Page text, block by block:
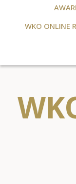
WKO ONLINE